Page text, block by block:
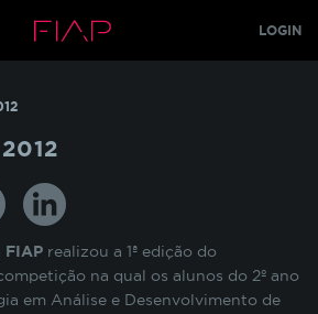
LOGIN
FIAP realizou a 1ª edição do
na qual os alunos do 2º ano
em Análise e Desenvolvimento de
a experiência de
site e otimizar
os nossos serviços. Os cookies
algumas
da sua interação com as